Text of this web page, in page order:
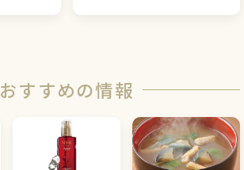
おすすめの情報